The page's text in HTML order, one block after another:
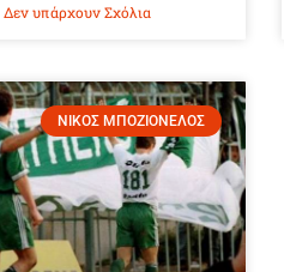
Δεν υπάρχουν Σχόλια
ΝΙΚΟΣ ΜΠΟΖΙΟΝΕΛΟΣ